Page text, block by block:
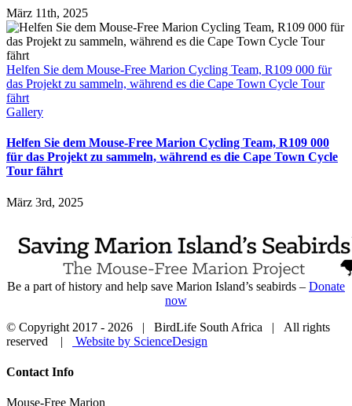
März 11th, 2025
Helfen Sie dem Mouse-Free Marion Cycling Team, R109 000 für
das Projekt zu sammeln, während es die Cape Town Cycle Tour
fährt
Gallery
Helfen Sie dem Mouse-Free Marion Cycling Team, R109 000
für das Projekt zu sammeln, während es die Cape Town Cycle
Tour fährt
März 3rd, 2025
Be a part of history and help save Marion Island’s seabirds – Donate
now
© Copyright 2017 - 2026 | BirdLife South Africa | All rights
reserved |
Website by ScienceDesign
Close
Bar
Contact Info
Mouse-Free Marion